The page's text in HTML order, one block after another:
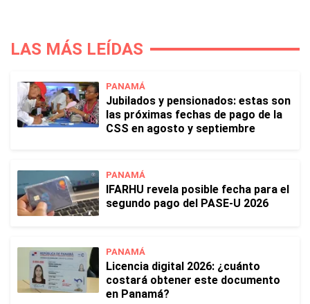
LAS MÁS LEÍDAS
PANAMÁ
Jubilados y pensionados: estas son
las próximas fechas de pago de la
CSS en agosto y septiembre
PANAMÁ
IFARHU revela posible fecha para el
segundo pago del PASE-U 2026
PANAMÁ
Licencia digital 2026: ¿cuánto
costará obtener este documento
en Panamá?